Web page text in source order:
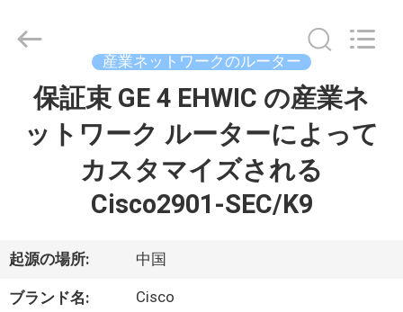
ビ
LonRise
Equipment
産業ネットワークのルーター
保証束 GE 4 EHWIC の産業ネ
ットワーク ルーターによって
カスタマイズされる
Cisco2901-SEC/K9
起源の場所: 中国
ブランド名: Cisco